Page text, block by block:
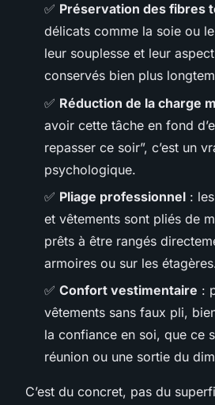
✅ Préservation des fibres
délicats comme la soie ou
leur souplesse et leur
conservés bien plus
✅ Réduction de la charge
avoir cette tâche en fond
repasser ce soir”, c’est un
psychologique.
✅ Pliage professionnel :
et vêtements sont pliés de
prêts à être rangés
armoires ou sur les
✅ Confort vestimentaire :
vêtements sans faux pli,
la confiance en soi, que ce
réunion ou une sortie du
C’est du concret, pas du